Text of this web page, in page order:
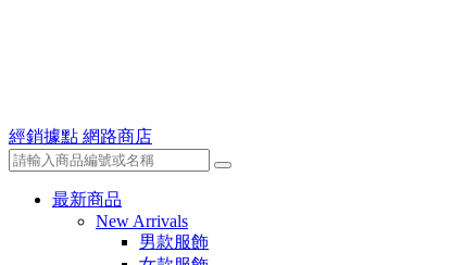
經銷據點 網路商店
最新商品
New Arrivals
男款服飾